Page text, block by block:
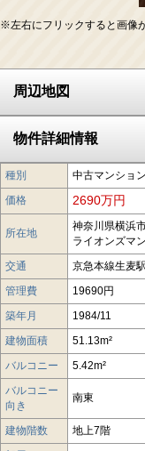
※左右にフリックすると画像
周辺地図
物件詳細情報
種別
中古マンション
価格
2690万円
所在地
神奈川県横浜
ライオンズマ
交通
京急本線生麦
管理費
19690円
築年月
1984/11
建物面積
51.13m²
バルコニー
5.42m²
バルコニー
向き
南東
建物階数 地上7階